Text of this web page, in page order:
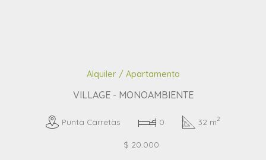
Alquiler / Apartamento
VILLAGE - MONOAMBIENTE
Punta Carretas 0 32 m2
$ 20.000